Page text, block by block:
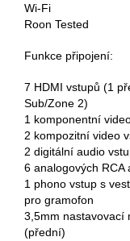
Wi-Fi
Roon Tested
Funkce připojení:
7 HDMI vstupů (1
Sub/Zone 2)
1 komponentní
2 kompozitní video
2 digitální audio
6 analogových RCA
1 phono vstup s
pro gramofon
3,5mm nastavovací
(přední)